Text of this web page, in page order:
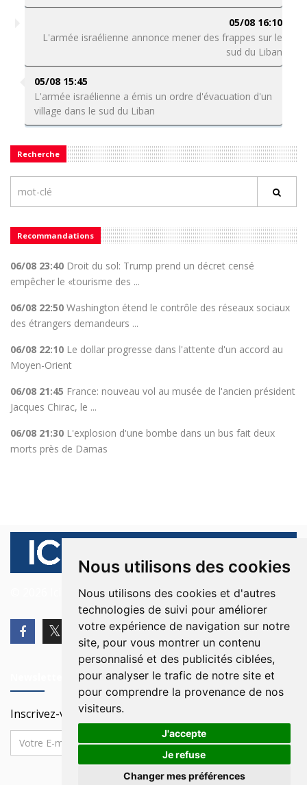
Nous utilisons des cookies
Nous utilisons des cookies et d'autres
technologies de suivi pour améliorer
votre expérience de navigation sur notre
site, pour vous montrer un contenu
personnalisé et des publicités ciblées,
pour analyser le trafic de notre site et
pour comprendre la provenance de nos
visiteurs.
J'accepte
Je refuse
Changer mes préférences
05/08 16:10
L'armée israélienne annonce mener des frappes sur le
sud du Liban
05/08 15:45
L'armée israélienne a émis un ordre d'évacuation d'un
village dans le sud du Liban
Recherche
Recommandations
06/08 23:40 Droit du sol: Trump prend un décret censé
empêcher le «tourisme des ...
06/08 22:50 Washington étend le contrôle des réseaux sociaux
des étrangers demandeurs ...
06/08 22:10 Le dollar progresse dans l'attente d'un accord au
Moyen-Orient
06/08 21:45 France: nouveau vol au musée de l'ancien président
Jacques Chirac, le ...
06/08 21:30 L'explosion d'une bombe dans un bus fait deux
morts près de Damas
© 2026 Ici Beyrouth. Tous les droits sont réservés.
Inscrivez-vous à notre Newsletter